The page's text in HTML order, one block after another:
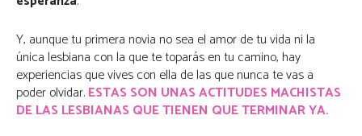
Y, aunque tu primera novia no sea el amor de tu vida ni la
única lesbiana con la que te toparás en tu camino, hay
experiencias que vives con ella de las que nunca te vas a
poder olvidar.ESTAS SON UNAS ACTITUDES MACHISTAS
DE LAS LESBIANAS QUE TIENEN QUE TERMINAR YA.